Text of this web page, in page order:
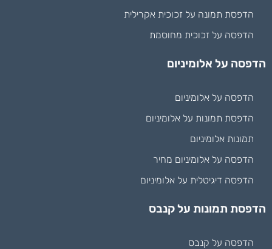
הדפסת תמונה על זכוכית אקרילית
הדפסה על זכוכית מחוסמת
הדפסה על אלומיניום
הדפסה על אלומיניום
הדפסת תמונות על אלומיניום
תמונות אלומיניום
הדפסה על אלומיניום מחיר
הדפסה דיגיטלית על אלומיניום
הדפסת תמונות על קנבס
הדפסה על קנבס